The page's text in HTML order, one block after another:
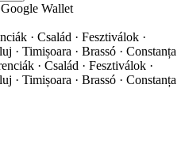
Wallet
· Család · Fesztiválok ·
· Timișoara · Brassó · Constanța
· Család · Fesztiválok ·
· Timișoara · Brassó · Constanța